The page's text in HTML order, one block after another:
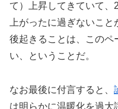
て）上昇してきていて
上がったに過ぎないこと
後起きることは、このペ
い、ということだ。
なお最後に付言すると、
は明らかに温暖化を過大